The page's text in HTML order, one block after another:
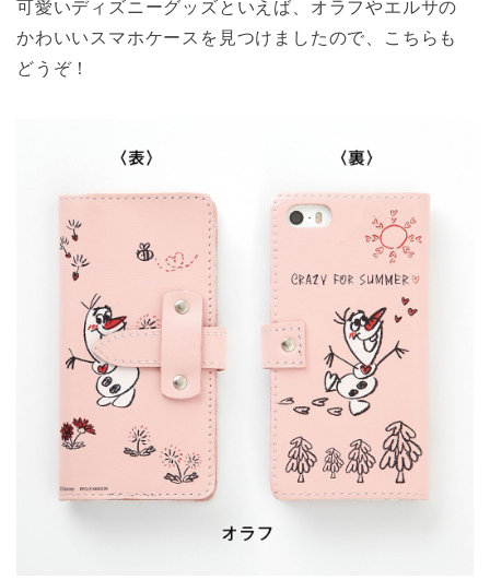
可愛いディズニーグッズといえば、オラフやエルサの
かわいいスマホケースを見つけましたので、こちらも
どうぞ！